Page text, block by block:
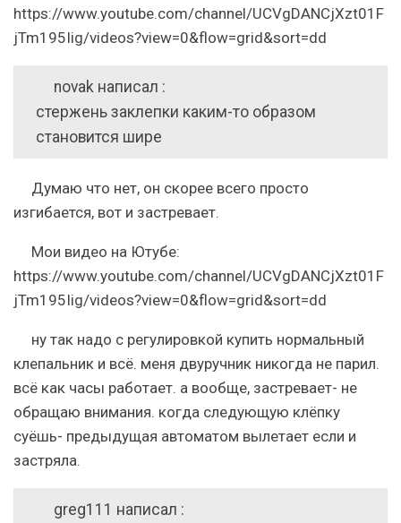
https://www.youtube.com/channel/UCVgDANCjXzt01F
jTm195Iig/videos?view=0&flow=grid&sort=dd
novak написал :
стержень заклепки каким-то образом
становится шире
Думаю что нет, он скорее всего просто
изгибается, вот и застревает.
Мои видео на Ютубе:
https://www.youtube.com/channel/UCVgDANCjXzt01F
jTm195Iig/videos?view=0&flow=grid&sort=dd
ну так надо с регулировкой купить нормальный
клепальник и всё. меня двуручник никогда не парил.
всё как часы работает. а вообще, застревает- не
обращаю внимания. когда следующую клёпку
суёшь- предыдущая автоматом вылетает если и
застряла.
greg111 написал :